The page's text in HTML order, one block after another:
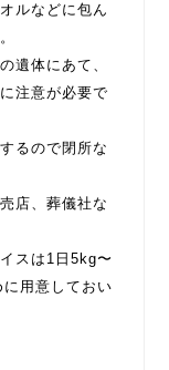
ルなどに包ん
遺体にあて、
注意が必要で
るので閉所な
店、葬儀社な
スは1日5kg〜
用意しておい